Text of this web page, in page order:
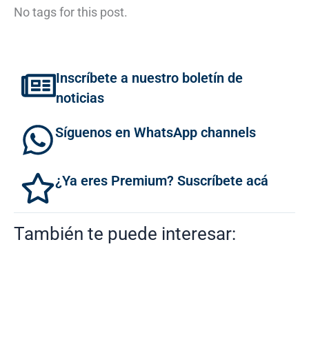
No tags for this post.
Inscríbete a nuestro boletín de
noticias
Síguenos en WhatsApp channels
¿Ya eres Premium? Suscríbete acá
También te puede interesar: